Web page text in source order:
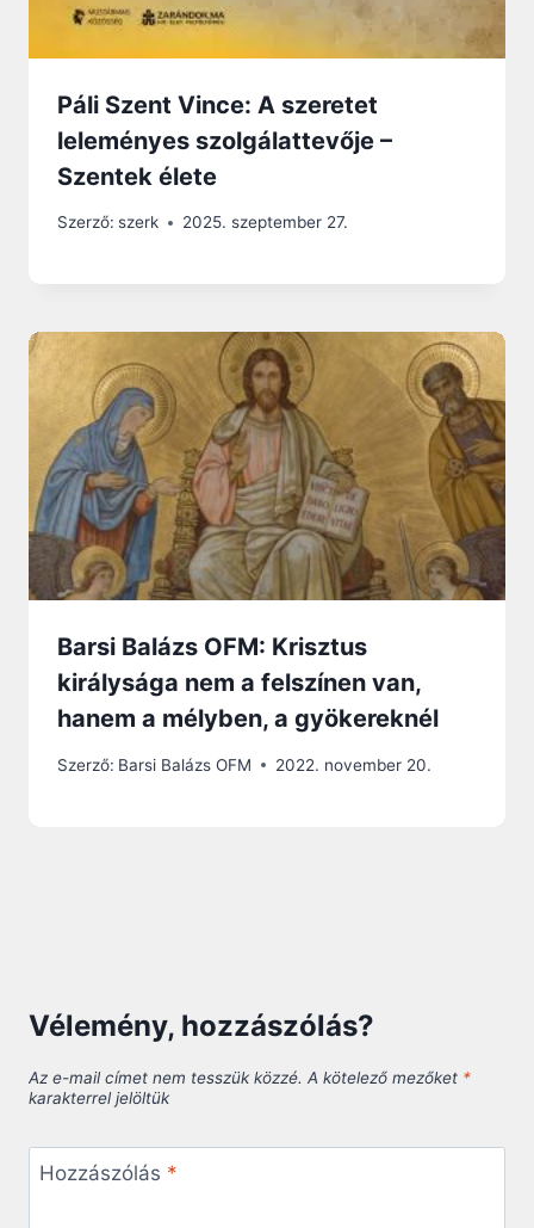
Páli Szent Vince: A szeretet
leleményes szolgálattevője –
Szentek élete
Szerző: szerk 2025. szeptember 27.
Barsi Balázs OFM: Krisztus
királysága nem a felszínen van,
hanem a mélyben, a gyökereknél
Szerző: Barsi Balázs OFM 2022. november 20.
Vélemény, hozzászólás?
Az e-mail címet nem tesszük közzé. A kötelező mezőket *
karakterrel jelöltük
Hozzászólás *